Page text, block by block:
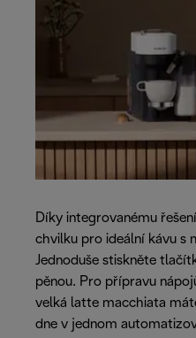
Díky integrovanému
chvilku pro ideální kávu s
Jednoduše stiskněte
pěnou. Pro přípravu
velká latte macchiata
dne v jednom